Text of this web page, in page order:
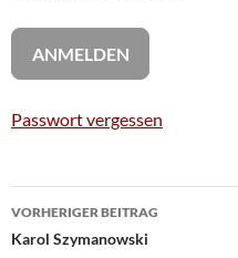
Passwort vergessen
Beitragsnavigation
VORHERIGER BEITRAG
Karol Szymanowski